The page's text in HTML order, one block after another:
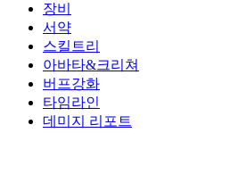
장비
서약
스킬트리
아바타&크리쳐
버프강화
타임라인
데미지 리포트